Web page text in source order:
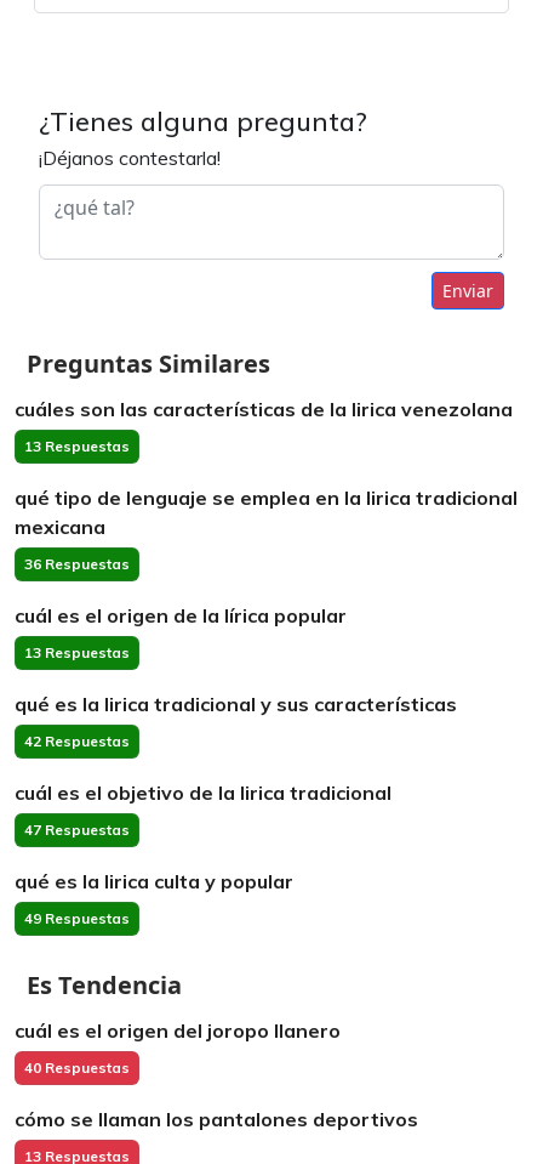
¿Tienes alguna pregunta?
¡Déjanos contestarla!
Enviar
Preguntas Similares
cuáles son las características de la lirica venezolana
13 Respuestas
qué tipo de lenguaje se emplea en la lirica tradicional
mexicana
36 Respuestas
cuál es el origen de la lírica popular
13 Respuestas
qué es la lirica tradicional y sus características
42 Respuestas
cuál es el objetivo de la lirica tradicional
47 Respuestas
qué es la lirica culta y popular
49 Respuestas
Es Tendencia
cuál es el origen del joropo llanero
40 Respuestas
cómo se llaman los pantalones deportivos
13 Respuestas